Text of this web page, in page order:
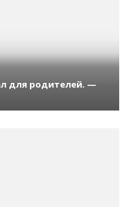
для родителей. —